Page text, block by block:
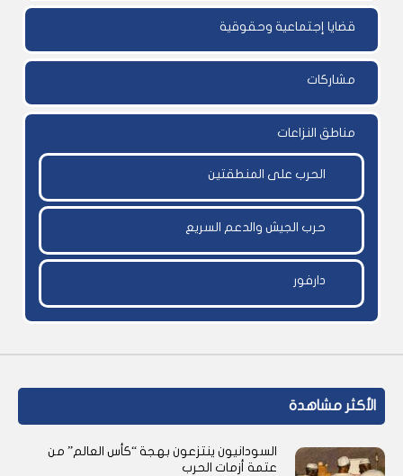
قضايا إجتماعية وحقوقية
مشاركات
مناطق النزاعات
الحرب على المنطقتين
حرب الجيش والدعم السريع
دارفور
الأكثر مشاهدة
السودانيون ينتزعون بهجة “كأس العالم” من
عتمة أزمات الحرب